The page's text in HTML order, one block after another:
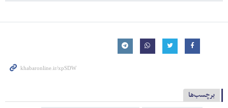
برچسب‌ها